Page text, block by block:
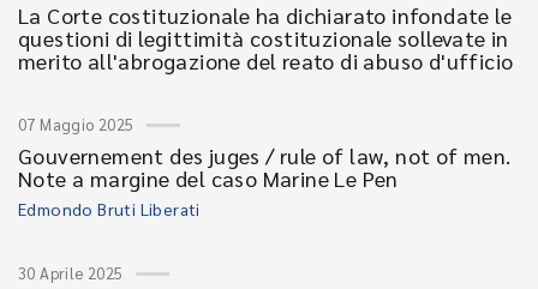
La Corte costituzionale ha dichiarato infondate le
questioni di legittimità costituzionale sollevate in
merito all'abrogazione del reato di abuso d'ufficio
07 Maggio 2025
Gouvernement des juges / rule of law, not of men.
Note a margine del caso Marine Le Pen
Edmondo Bruti Liberati
30 Aprile 2025